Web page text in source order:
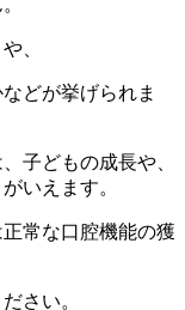
、
どが挙げられま
子どもの成長や、
いえます。
常な口腔機能の獲
さい。